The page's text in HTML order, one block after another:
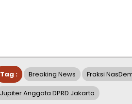
Tag : Breaking News Fraksi
Jupiter Anggota DPRD Jakarta